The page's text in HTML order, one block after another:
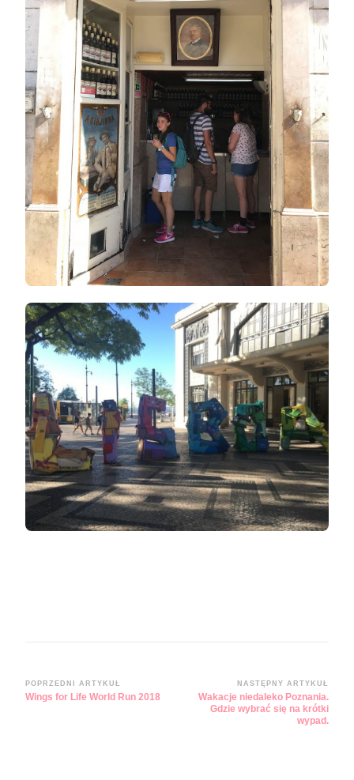
Zobacz
wpisy
POPRZEDNI ARTYKUŁ
Wings for Life World Run 2018
NASTĘPNY ARTYKUŁ
Wakacje niedaleko Poznania.
Gdzie wybrać się na krótki
wypad.